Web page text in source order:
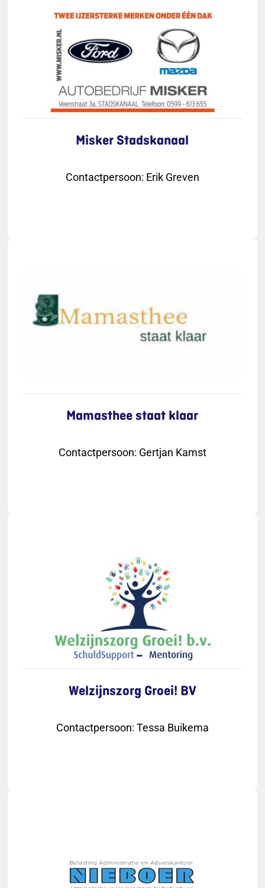
Misker Stadskanaal
Contactpersoon: Erik Greven
Mamasthee staat klaar
Contactpersoon: Gertjan Kamst
Welzijnszorg Groei! BV
Contactpersoon: Tessa Buikema